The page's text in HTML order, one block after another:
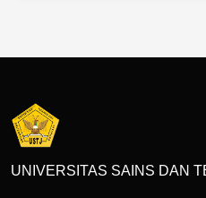
UNIVERSITAS SAINS DAN